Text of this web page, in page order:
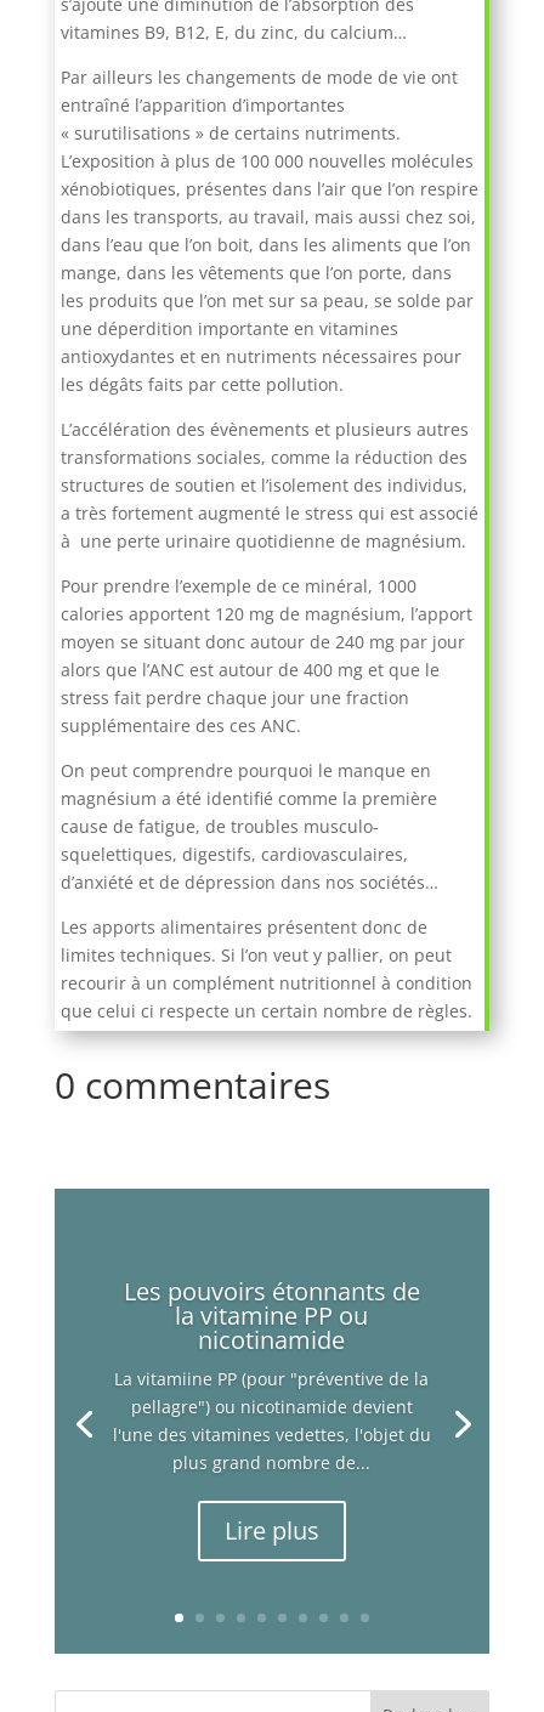
vitamines B9, B12, E, du zinc, du calcium…
Par ailleurs les changements de mode de vie ont
entraîné l’apparition d’importantes
« surutilisations » de certains nutriments.
L’exposition à plus de 100 000 nouvelles molécules
xénobiotiques, présentes dans l’air que l’on respire
dans les transports, au travail, mais aussi chez soi,
dans l’eau que l’on boit, dans les aliments que l’on
mange, dans les vêtements que l’on porte, dans
les produits que l’on met sur sa peau, se solde par
une déperdition importante en vitamines
antioxydantes et en nutriments nécessaires pour
les dégâts faits par cette pollution.
L’accélération des évènements et plusieurs autres
transformations sociales, comme la réduction des
structures de soutien et l’isolement des individus,
a très fortement augmenté le stress qui est associé
à une perte urinaire quotidienne de magnésium.
Pour prendre l’exemple de ce minéral, 1000
calories apportent 120 mg de magnésium, l’apport
moyen se situant donc autour de 240 mg par jour
alors que l’ANC est autour de 400 mg et que le
stress fait perdre chaque jour une fraction
supplémentaire des ces ANC.
On peut comprendre pourquoi le manque en
magnésium a été identifié comme la première
cause de fatigue, de troubles musculo-
squelettiques, digestifs, cardiovasculaires,
d’anxiété et de dépression dans nos sociétés…
Les apports alimentaires présentent donc de
limites techniques. Si l’on veut y pallier, on peut
recourir à un complément nutritionnel à condition
que celui ci respecte un certain nombre de règles.
0 commentaires
Les pouvoirs étonnants de
la vitamine PP ou
nicotinamide
La vitamiine PP (pour "préventive de la
pellagre") ou nicotinamide devient
l'une des vitamines vedettes, l'objet du
plus grand nombre de...
Lire plus